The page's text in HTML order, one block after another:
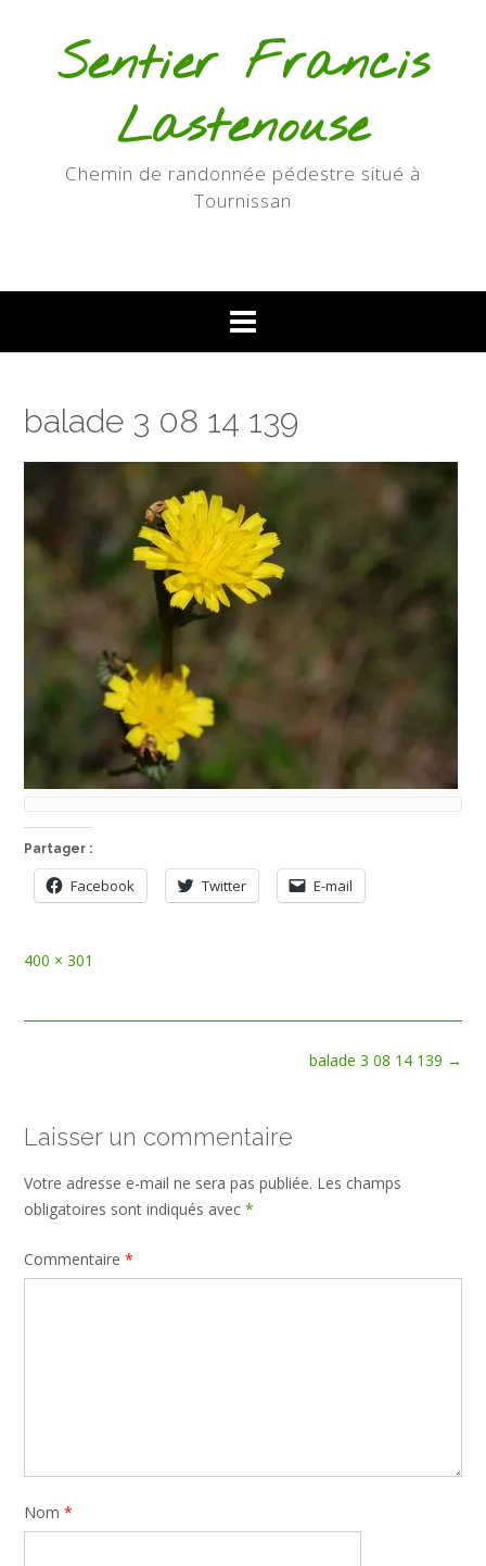
Sentier Francis
Lastenouse
Chemin de randonnée pédestre situé à
Tournissan
balade 3 08 14 139
Partager :
Facebook Twitter E-mail
Full
400 × 301
balade 3 08 14 139 →
Laisser un commentaire
Votre adresse e-mail ne sera pas publiée. Les champs
obligatoires sont indiqués avec *
Commentaire *
Nom *